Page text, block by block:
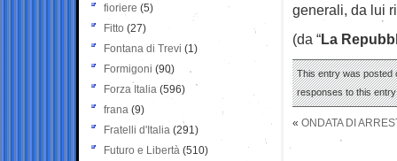
generali, da lui
(da “La
This entry was posted
responses to this
« ONDATA DI
fioriere (5)
Fitto (27)
Fontana di Trevi (1)
Formigoni (90)
Forza Italia (596)
frana (9)
Fratelli d'Italia (291)
Futuro e Libertà (510)